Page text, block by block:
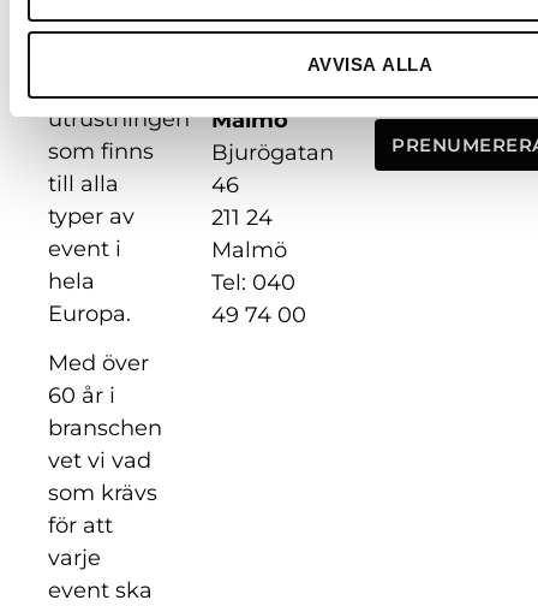
AVVISA ALLA
och
utrustningen
som finns
till alla
typer av
event i
hela
Europa.
Med över
60 år i
branschen
vet vi vad
som krävs
för att
varje
event ska
Tel: 08 622
Malmö
Bjurögatan
46
211 24
Malmö
Tel: 040
49 74 00